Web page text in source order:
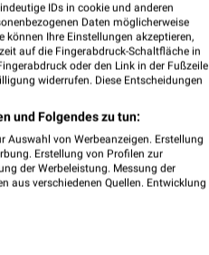
IDs in cookie und anderen
Daten möglicherweise
können Ihre Einstellungen akzeptieren,
auf die Fingerabdruck-Schaltfläche in
oder den Link in der Fußzeile
widerrufen. Diese Entscheidungen
und Folgendes zu tun:
Auswahl von Werbeanzeigen. Erstellung
Erstellung von Profilen zur
der Werbeleistung. Messung der
aus verschiedenen Quellen. Entwicklung